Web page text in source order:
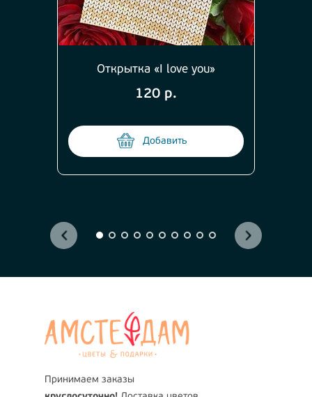
Открытка «I love you»
120 р.
Добавить
Принимаем заказы